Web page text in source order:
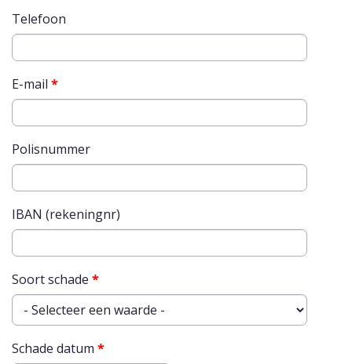
Telefoon
E-mail *
Polisnummer
IBAN (rekeningnr)
Soort schade *
Schade datum *